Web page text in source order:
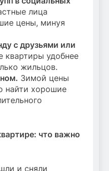
лица
цены, минуя
с друзьями или
квартиры удобнее
жильцов.
Зимой цены
найти хорошие
что важно
и сняли